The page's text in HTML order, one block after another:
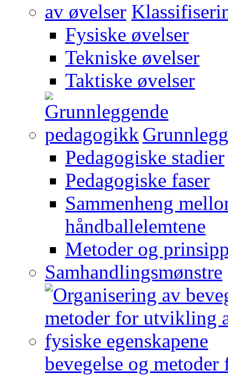
Fysiske øvelser
Tekniske øvelser
Taktiske øvelser
Pedagogiske stadier
Pedagogiske faser
Sammenheng
håndballelemtene
Metoder og
Samhandlingsmønstre
bevegelse og